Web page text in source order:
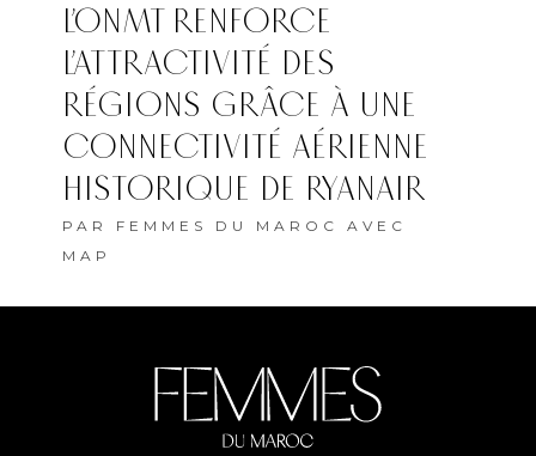
L’ONMT RENFORCE
L’ATTRACTIVITÉ DES
RÉGIONS GRÂCE À UNE
CONNECTIVITÉ AÉRIENNE
HISTORIQUE DE RYANAIR
PAR FEMMES DU MAROC AVEC
MAP